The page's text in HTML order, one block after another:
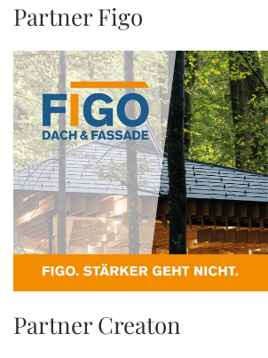
Partner Figo
Partner Creaton